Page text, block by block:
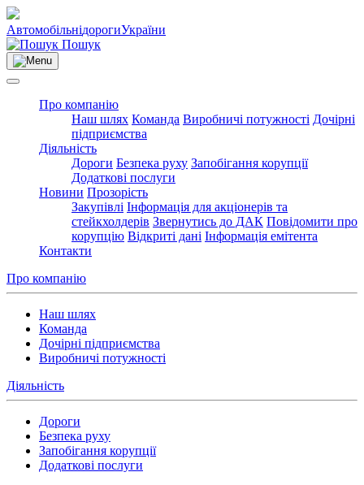
АвтомобільнідорогиУкраїни
Пошук
Про компанію
Наш шлях Команда Виробничі потужності Дочірні
підприємства
Діяльність
Дороги Безпека руху Запобігання корупції
Додаткові послуги
Новини Прозорість
Закупівлі Інформація для акціонерів та
стейкхолдерів Звернутись до ДАК Повідомити про
корупцію Відкриті дані Інформація емітента
Контакти
Про компанію
Наш шлях
Команда
Дочірні підприємства
Виробничі потужності
Діяльність
Дороги
Безпека руху
Запобігання корупції
Додаткові послуги